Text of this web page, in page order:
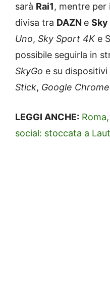
sarà Rai1, mentre per
divisa tra DAZN e Sky
Uno, Sky Sport 4Ke
possibile seguirla in
SkyGo e su
Stick, Google
LEGGI ANCHE:
social: stoccata a